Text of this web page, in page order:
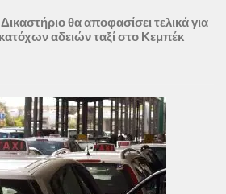
θα αποφασίσει τελικά για
αδειών ταξί στο Κεμπέκ